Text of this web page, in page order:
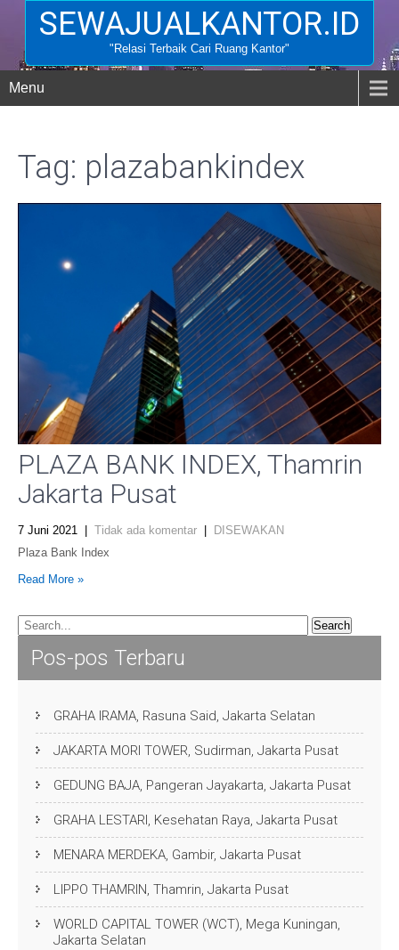
SEWAJUALKANTOR.ID
"Relasi Terbaik Cari Ruang Kantor"
Menu
Tag: plazabankindex
PLAZA BANK INDEX, Thamrin
Jakarta Pusat
7 Juni 2021 Tidak ada komentar
DISEWAKAN
Plaza Bank Index
Read More »
Pos-pos Terbaru
GRAHA IRAMA, Rasuna Said, Jakarta Selatan
JAKARTA MORI TOWER, Sudirman, Jakarta Pusat
GEDUNG BAJA, Pangeran Jayakarta, Jakarta Pusat
GRAHA LESTARI, Kesehatan Raya, Jakarta Pusat
MENARA MERDEKA, Gambir, Jakarta Pusat
LIPPO THAMRIN, Thamrin, Jakarta Pusat
WORLD CAPITAL TOWER (WCT), Mega Kuningan,
Jakarta Selatan